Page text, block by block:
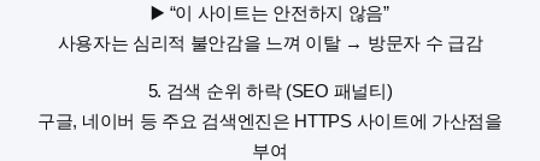
▶️ “이 사이트는 안전하지 않음”
사용자는 심리적 불안감을 느껴 이탈 → 방문자 수 급감
5. 검색 순위 하락 (SEO 패널티)
구글, 네이버 등 주요 검색엔진은 HTTPS 사이트에 가산점을
부여